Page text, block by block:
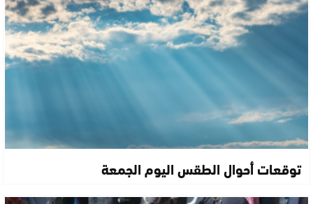
توقعات أحوال الطقس اليوم الجمعة